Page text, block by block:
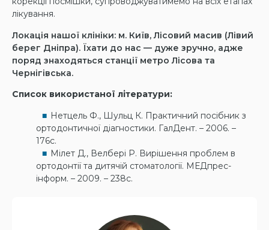
лікування.
Локація нашої клініки: м. Київ, Лісовий масив (Лівий
берег Дніпра). Їхати до нас — дуже зручно, адже
поряд знаходяться станції метро Лісова та
Чернігівська.
Список використаної літератури:
Нетцель Ф., Шульц К. Практичний посібник з
ортодонтичної діагностики. ГалДент. – 2006. –
176с.
Мілет Д., Велбері Р. Вирішення проблем в
ортодонтії та дитячій стоматології. МЕДпрес-
інформ. – 2009. – 238с.